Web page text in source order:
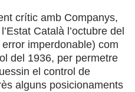
crític amb Companys,
Català l’octubre del
imperdonable) com
del 1936, per permetre
el control de
alguns posicionaments